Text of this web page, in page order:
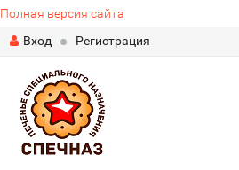
Полная версия сайта
Вход
Регистрация